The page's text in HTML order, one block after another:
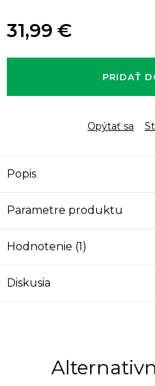
31,99 €
cena:
PRIDAŤ
Opýtať sa
Popis
Parametre produktu
Hodnotenie (1)
Diskusia